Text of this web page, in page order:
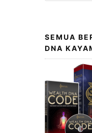
SEMUA
DNA